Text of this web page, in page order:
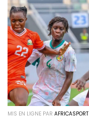
MIS EN LIGNE PAR AFRICASPORT